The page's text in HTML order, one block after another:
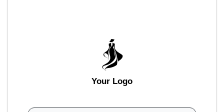
Your Logo